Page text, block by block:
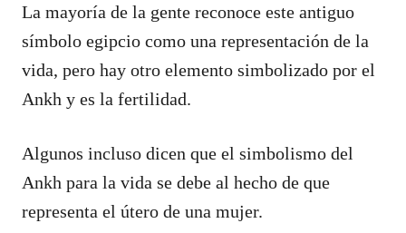
La mayoría de la gente reconoce este antiguo
símbolo egipcio como una representación de la
vida, pero hay otro elemento simbolizado por el
Ankh y es la fertilidad.
Algunos incluso dicen que el simbolismo del
Ankh para la vida se debe al hecho de que
representa el útero de una mujer.